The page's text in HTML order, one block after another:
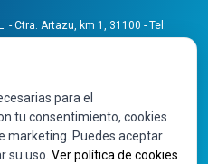
- Ctra. Artazu, km 1, 31100 - Tel:
- Navarra - CIF B31275837.
Tomo 32, Folio 75, Hoja 525.
000008" ha sido subvencionado
de 2024 de Ayudas a
para el
tu consentimiento, cookies
marketing. Puedes aceptar
su uso. Ver política de cookies